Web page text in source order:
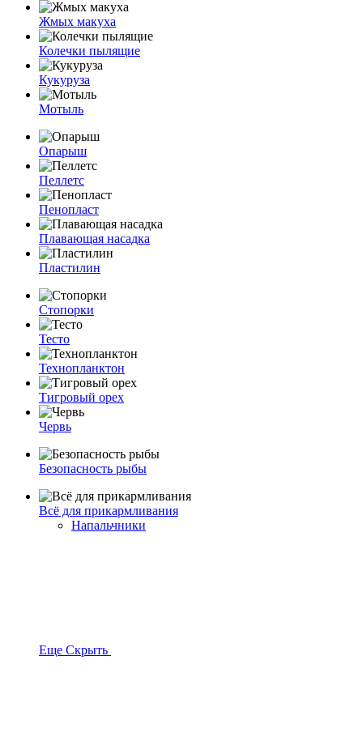
Жмых макуха
Колечки пылящие
Кукуруза
Мотыль
Опарыш
Пеллетс
Пенопласт
Плавающая насадка
Пластилин
Стопорки
Тесто
Технопланктон
Тигровый орех
Червь
Безопасность рыбы
Всё для прикармливания
Напальчники
Еще Скрыть